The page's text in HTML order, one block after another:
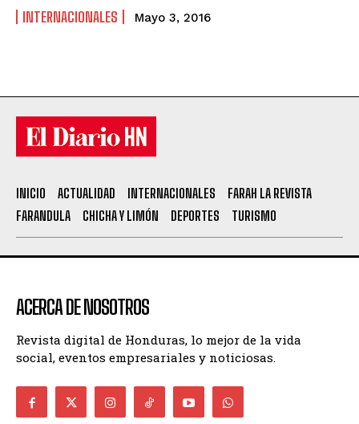
INTERNACIONALES Mayo 3, 2016
INICIO ACTUALIDAD INTERNACIONALES
FARAH LA REVISTA
FARANDULA
CHICHA Y LIMÓN DEPORTES TURISMO
ACERCA DE NOSOTROS
Revista digital de Honduras, lo mejor de la vida
social, eventos empresariales y noticiosas.